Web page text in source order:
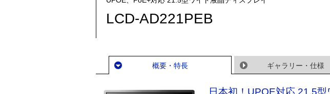
LCD-AD221PEB
概要・特長 ギャラリー・仕様
日本初！UPOE対応 21.5